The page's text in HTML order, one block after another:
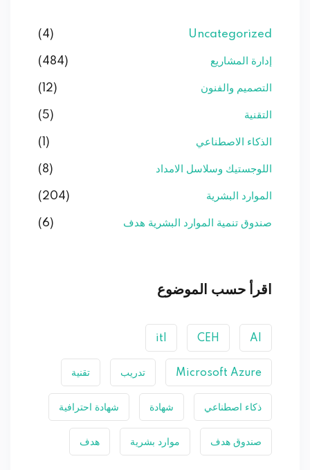
Uncategorized
(4)
إدارة المشاريع (484)
التصميم والفنون (12)
التقنية (5)
الذكاء الاصطناعي (1)
اللوجستيك وسلاسل الامداد (8)
الموارد البشرية (204)
صندوق تنمية الموارد البشرية هدف (6)
اقرأ حسب الموضوع
AI
CEH
itl
Microsoft Azure تدريب تقنية
ذكاء اصطناعي شهادة شهادة احترافية
صندوق هدف موارد بشرية هدف